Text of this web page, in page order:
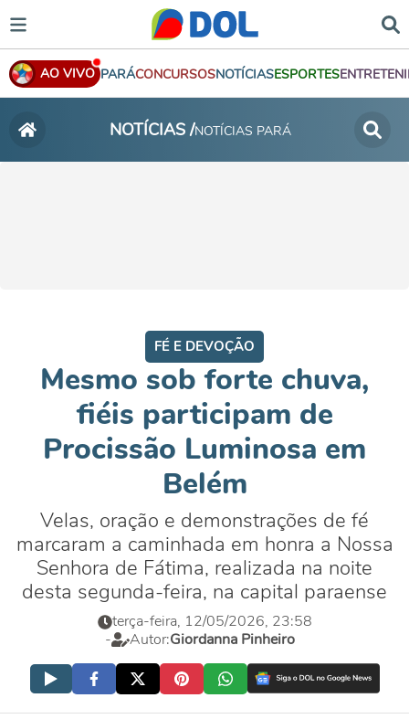
AO VIVO PARÁCONCURSOSNOTÍCIASESPORTES
NOTÍCIAS /NOTÍCIAS PARÁ
FÉ E DEVOÇÃO
Mesmo sob forte chuva,
fiéis participam de
Procissão Luminosa em
Belém
Velas, oração e demonstrações de fé
marcaram a caminhada em honra a Nossa
Senhora de Fátima, realizada na noite
desta segunda-feira, na capital paraense
terça-feira, 12/05/2026, 23:58
-
Autor:Giordanna Pinheiro